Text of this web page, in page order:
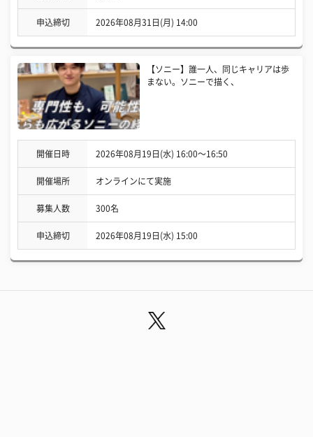
申込締切 2026年08月31日(月) 14:00
【ソニー】誰一人、同じキャリアは歩
まない。ソニーで描く、
開催日時 2026年08月19日(水) 16:00〜16:50
開催場所 オンラインにて実施
募集人数 300名
申込締切 2026年08月19日(水) 15:00